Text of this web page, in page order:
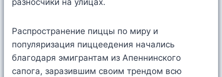
разносчики на улицах.
Распространение пиццы по миру и
популяризация пиццеедения начались
благодаря эмигрантам из Апеннинского
сапога, заразившим своим трендом всю